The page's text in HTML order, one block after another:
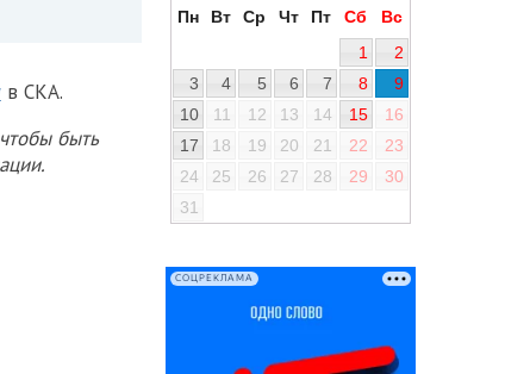
в СКА.
быть
Пн Вт Ср Чт Пт Сб
Вс
1
2
3
4 5 6 7 8
9
10
11 12 13 14 15
16
17
18 19 20 21 22
23
24
25 26 27 28 29
30
31
СОЦРЕКЛАМА